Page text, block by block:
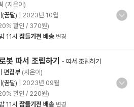
(지은이)
(꿈달)
2023년 10월
할인 / 370원)
밤 11시 잠들기전 배송 변경
봇 따서 조립하기 - 따서 조립하기
편집부 (지은이)
(꿈달)
2023년 09월
할인 / 220원)
밤 11시 잠들기전 배송 변경